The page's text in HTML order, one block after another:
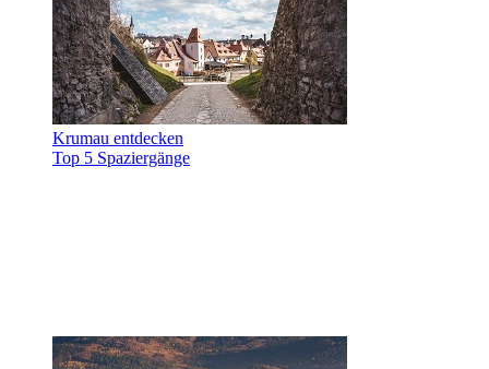
Krumau entdecken
Top 5 Spaziergänge